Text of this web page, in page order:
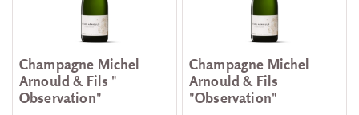
Champagne Michel
Arnould & Fils "
Observation"
Champagne Michel
Arnould & Fils
"Observation"